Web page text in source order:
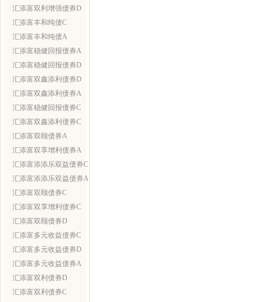
汇添富双利增强债券D
汇添富丰和纯债C
汇添富丰和纯债A
汇添富稳健回报债券A
汇添富稳健回报债券D
汇添富双鑫添利债券D
汇添富双鑫添利债券A
汇添富稳健回报债券C
汇添富双鑫添利债券C
汇添富双颐债券A
汇添富双享增利债券A
汇添富添添乐双益债券C
汇添富添添乐双益债券A
汇添富双颐债券C
汇添富双享增利债券C
汇添富双颐债券D
汇添富多元收益债券C
汇添富多元收益债券D
汇添富多元收益债券A
汇添富双利债券D
汇添富双利债券C